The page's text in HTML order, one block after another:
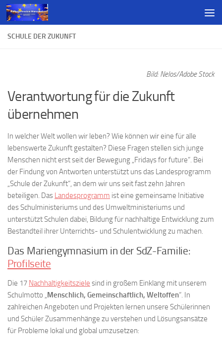
SCHULE DER ZUKUNFT
Bild: Nelos/Adobe Stock
Verantwortung für die Zukunft
übernehmen
In welcher Welt wollen wir leben? Wie können wir eine für alle
lebenswerte Zukunft gestalten? Diese Fragen stellen sich junge
Menschen nicht erst seit der Bewegung „Fridays for future“. Bei
der Findung von Antworten unterstützt uns das Landesprogramm
„Schule der Zukunft“, an dem wir uns seit fast zehn Jahren
beteiligen. Das Landesprogramm ist eine gemeinsame Initiative
des Schulministeriums und des Umweltministeriums und
unterstützt Schulen dabei, Bildung für nachhaltige Entwicklung zum
Bestandteil ihrer Unterrichts- und Schulentwicklung zu machen.
Das Mariengymnasium in der SdZ-Familie:
Profilseite
Die 17 Nachhaltigkeitsziele sind in großem Einklang mit unserem
Schulmotto „Menschlich, Gemeinschaftlich, Weltoffen“. In
zahlreichen Angeboten und Projekten lernen unsere Schülerinnen
und Schüler Zusammenhänge zu verstehen und Lösungsansätze
für Probleme lokal und global umzusetzen: